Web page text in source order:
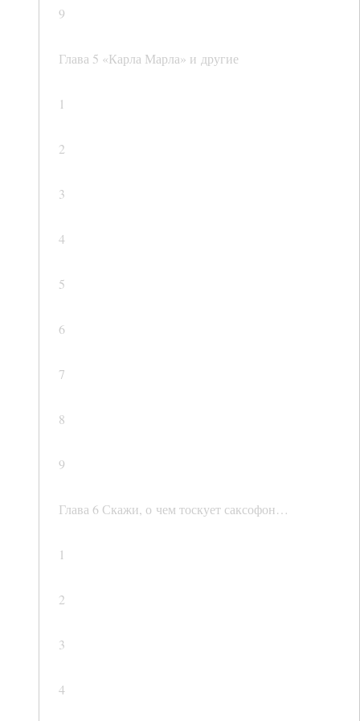
9
Глава 5 «Карла Марла» и другие
1
2
3
4
5
6
7
8
9
Глава 6 Скажи, о чем тоскует саксофон…
1
2
3
4